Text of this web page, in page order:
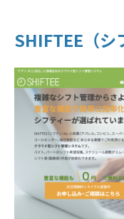
SHIFTEE（シ